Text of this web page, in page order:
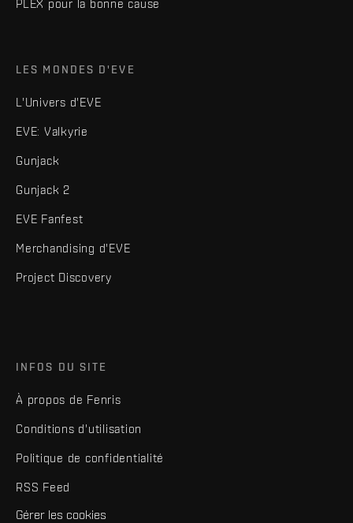
PLEX pour la bonne cause
LES MONDES D'EVE
L'Univers d'EVE
EVE: Valkyrie
Gunjack
Gunjack 2
EVE Fanfest
Merchandising d'EVE
Project Discovery
INFOS DU SITE
À propos de Fenris
Conditions d'utilisation
Politique de confidentialité
RSS Feed
Gérer les cookies